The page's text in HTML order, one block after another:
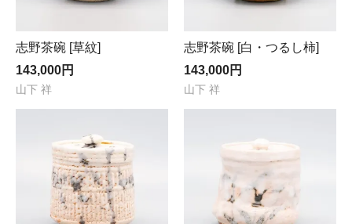
志野茶碗 [草紋]
143,000円
山下 祥
志野茶碗 [白・つるし柿]
143,000円
山下 祥